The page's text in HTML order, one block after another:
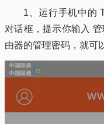
1、运行手机中的
对话框，提示你输入
由器的管理密码，就可